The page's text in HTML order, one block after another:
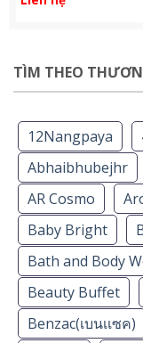
TÌM THEO
12Nangpaya
Abhaibhubejhr
AR Cosmo
Baby Bright
Bath and Body
Beauty Buffet
Benzac(เบนเเซค)